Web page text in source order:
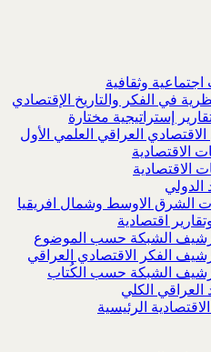
وثقافية
في الفكر والتاريخ الإقتصادي
إستراتيجية مختارة
الاقتصادي العراقي العلمي الأول
الاقتصادية
الاقتصادية
الدولي
الشرق الاوسط وشمال افريقيا
اقتصادية
الشبكة حسب الموضوع
الفكر الاقتصادي العراقي
الشبكة حسب الكُتاب
العراقي الكلي
الاقتصادية الرئيسية